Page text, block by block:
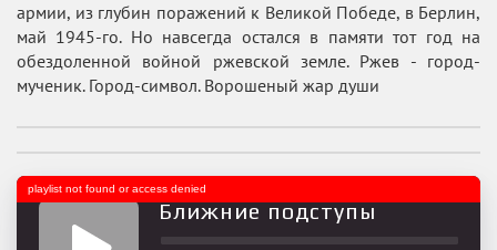
армии, из глубин поражений к Великой Победе, в Берлин,
май 1945-го. Но навсегда остался в памяти тот год на
обездоленной войной ржевской земле. Ржев - город-
мученик. Город-символ. Ворошеный жар души
Ближние подступы
playlist not found or access denied